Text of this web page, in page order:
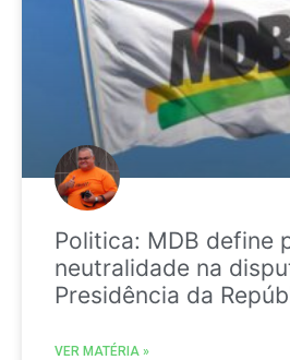
Politica: MDB define
neutralidade na
Presidência da
VER MATÉRIA »